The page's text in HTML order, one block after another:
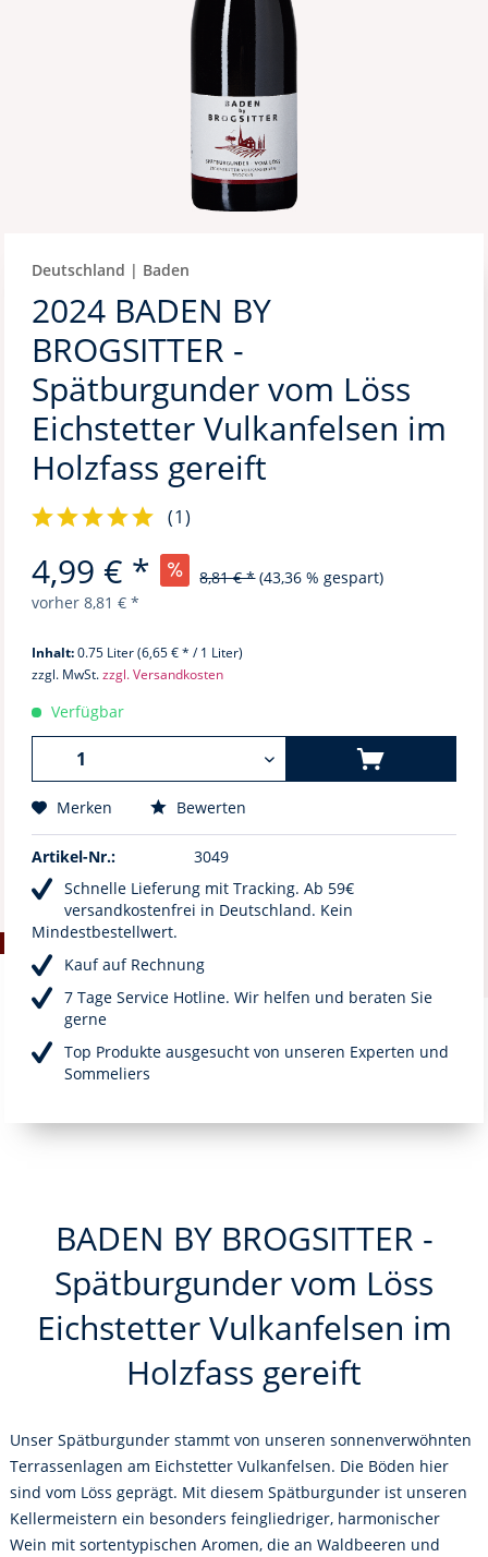
Deutschland | Baden
2024 BADEN BY
BROGSITTER -
Spätburgunder vom Löss
Eichstetter Vulkanfelsen im
Holzfass gereift
(1)
4,99 € * 8,81 € * (43,36 % gespart)
vorher8,81 € *
Inhalt:0.75 Liter (6,65 € * / 1 Liter)
zzgl. MwSt.zzgl. Versandkosten
Verfügbar
Merken Bewerten
Artikel-Nr.:
3049
Schnelle Lieferung mit Tracking. Ab 59€
versandkostenfrei in Deutschland. Kein
Mindestbestellwert.
Kauf auf Rechnung
7 Tage Service Hotline. Wir helfen und beraten Sie
gerne
Top Produkte ausgesucht von unseren Experten und
Sommeliers
BADEN BY BROGSITTER -
Spätburgunder vom Löss
Eichstetter Vulkanfelsen im
Holzfass gereift
Unser Spätburgunder stammt von unseren sonnenverwöhnten
Terrassenlagen am Eichstetter Vulkanfelsen. Die Böden hier
sind vom Löss geprägt. Mit diesem Spätburgunder ist unseren
Kellermeistern ein besonders feingliedriger, harmonischer
Wein mit sortentypischen Aromen, die an Waldbeeren und